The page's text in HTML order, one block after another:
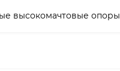
высокомачтовые опоры